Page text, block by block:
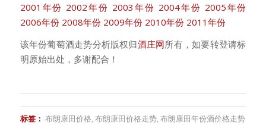
2001年份 2002年份 2003年份 2004年份 2005年份
2006年份 2008年份 2009年份 2010年份 2011年份
该年份葡萄酒走势分析版权归酒庄网所有，如要转登请标
明原始出处，多谢配合！
标签： 布朗康田价格,布朗康田价格走势,布朗康田年份酒价格走势